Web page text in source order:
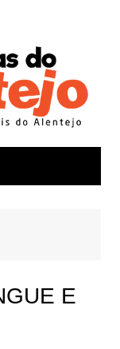
E